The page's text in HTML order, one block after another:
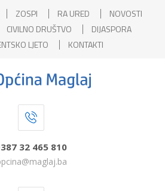
ZOSPI RA URED
NOVOSTI
CIVILNO DRUŠTVO
DIJASPORA
LJETO
KONTAKTI
32 465 810